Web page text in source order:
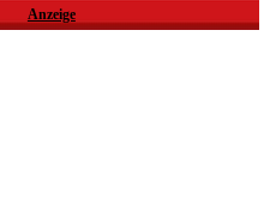
Anzeige